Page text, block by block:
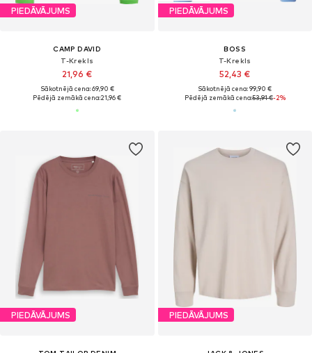
PIEDĀVĀJUMS
CAMP DAVID
T-Krekls
21,96 €
Sākotnējā cena: 69,90 €
Pēdējā zemākā cena:21,96 €
PIEDĀVĀJUMS
BOSS
T-Krekls
52,43 €
Sākotnējā cena: 99,90 €
Pēdējā zemākā cena:53,91 €-2%
PIEDĀVĀJUMS PIEDĀVĀJUMS